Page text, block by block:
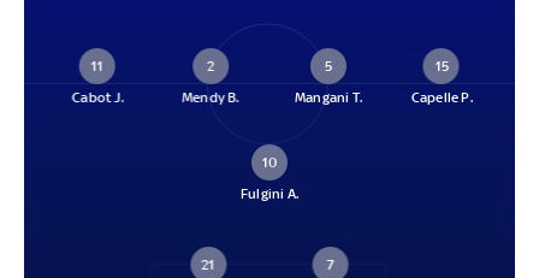
11
Cabot J.
2
Mendy B.
5
Mangani T.
15
Capelle P.
10
Fulgini A.
21
7